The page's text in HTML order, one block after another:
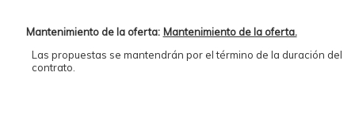
Mantenimiento de la oferta: Mantenimiento de la oferta.
Las propuestas se mantendrán por el término de la duración del
contrato.